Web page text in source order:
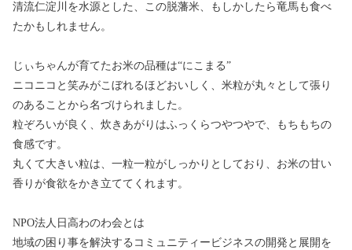
清流仁淀川を水源とした、この脱藩米、もしかしたら竜馬も食べ
たかもしれません。
じぃちゃんが育てたお米の品種は“にこまる”
ニコニコと笑みがこぼれるほどおいしく、米粒が丸々として張り
のあることから名づけられました。
粒ぞろいが良く、炊きあがりはふっくらつやつやで、もちもちの
食感です。
丸くて大きい粒は、一粒一粒がしっかりとしており、お米の甘い
香りが食欲をかき立ててくれます。
NPO法人日高わのわ会とは
地域の困り事を解決するコミュニティービジネスの開発と展開を